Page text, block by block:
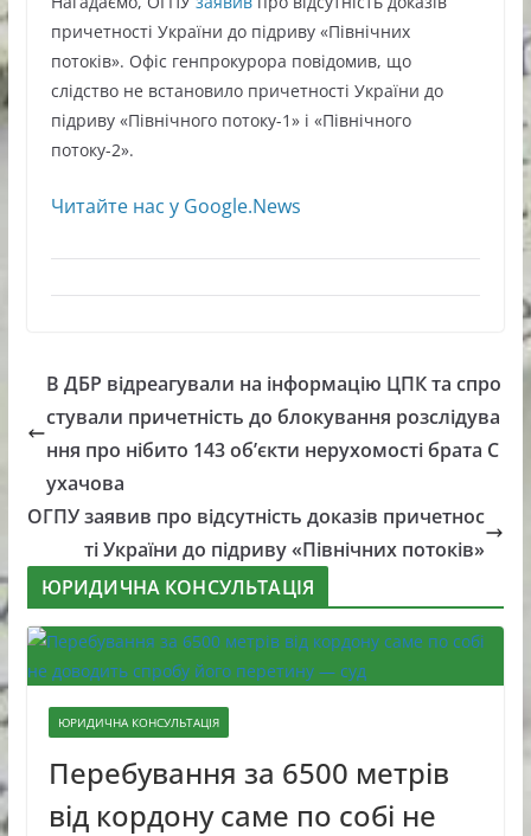
причетності України до підриву «Північних
потоків». Офіс генпрокурора повідомив, що
слідство не встановило причетності України до
підриву «Північного потоку-1» і «Північного
потоку-2».
Читайте нас у Google.News
В ДБР відреагували на інформацію ЦПК та спро
стували причетність до блокування розслідува
ння про нібито 143 обʼєкти нерухомості брата С
ухачова
ОГПУ заявив про відсутність доказів причетнос
ті України до підриву «Північних потоків»
ЮРИДИЧНА КОНСУЛЬТАЦІЯ
ЮРИДИЧНА КОНСУЛЬТАЦІЯ
Перебування за 6500 метрів
від кордону саме по собі не